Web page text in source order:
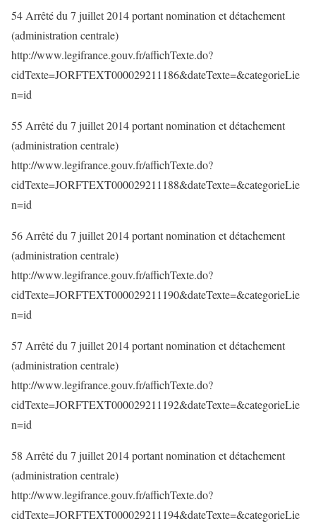
54 Arrêté du 7 juillet 2014 portant nomination et détachement
(administration centrale)
http://www.legifrance.gouv.fr/affichTexte.do?
cidTexte=JORFTEXT000029211186&dateTexte=&categorieLie
n=id
55 Arrêté du 7 juillet 2014 portant nomination et détachement
(administration centrale)
http://www.legifrance.gouv.fr/affichTexte.do?
cidTexte=JORFTEXT000029211188&dateTexte=&categorieLie
n=id
56 Arrêté du 7 juillet 2014 portant nomination et détachement
(administration centrale)
http://www.legifrance.gouv.fr/affichTexte.do?
cidTexte=JORFTEXT000029211190&dateTexte=&categorieLie
n=id
57 Arrêté du 7 juillet 2014 portant nomination et détachement
(administration centrale)
http://www.legifrance.gouv.fr/affichTexte.do?
cidTexte=JORFTEXT000029211192&dateTexte=&categorieLie
n=id
58 Arrêté du 7 juillet 2014 portant nomination et détachement
(administration centrale)
http://www.legifrance.gouv.fr/affichTexte.do?
cidTexte=JORFTEXT000029211194&dateTexte=&categorieLie